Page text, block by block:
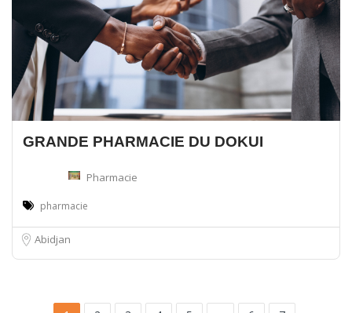
GRANDE PHARMACIE DU DOKUI
Pharmacie
pharmacie
Abidjan